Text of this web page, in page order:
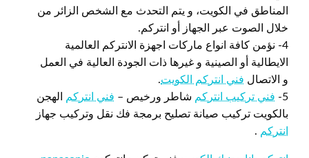
المناطق في الكويت، و يتم التحدث مع الشخص الزائر من
خلال الصوت عبر الجهاز أو انتركم.
4- نؤمن كافة انواع ماركات اجهزة الانتركم العالمية
الايطالية أو الصينية و غيرها ذات الجودة العالية في العمل
و الاتصال فني انتركم الكويت.
5-
فني تركيب انتركم شاطر ورخيص – فني انتركم
الهجن
بالكويت تركيب صيانة تصليح برمجة فك نقل وتركيب جهاز
انتركم .